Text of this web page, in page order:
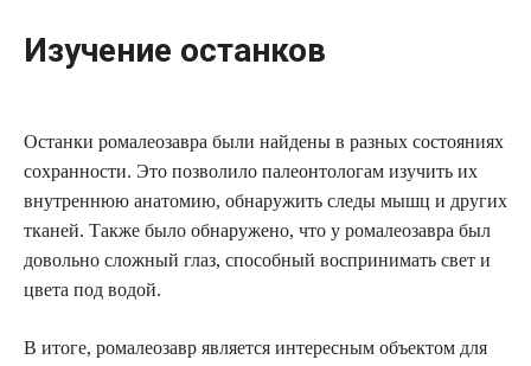
Изучение останков
Останки ромалеозавра были найдены в разных состояниях
сохранности. Это позволило палеонтологам изучить их
внутреннюю анатомию, обнаружить следы мышц и других
тканей. Также было обнаружено, что у ромалеозавра был
довольно сложный глаз, способный воспринимать свет и
цвета под водой.
В итоге, ромалеозавр является интересным объектом для